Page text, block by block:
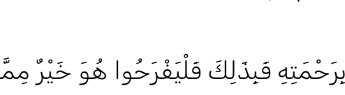
فَبِذَلِكَ فَلْيَفْرَحُوا هُوَ خَيْرٌ